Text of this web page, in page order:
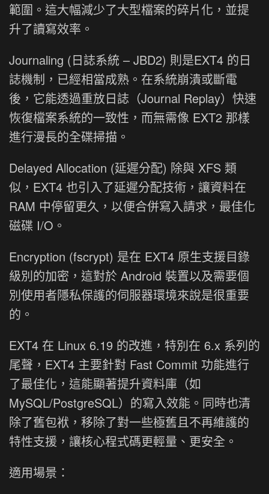
範圍。這大幅減少了大型檔案的碎片化，並提
升了讀寫效率。
Journaling (日誌系統 – JBD2) 則是EXT4 的日
誌機制，已經相當成熟。在系統崩潰或斷電
後，它能透過重放日誌（Journal Replay）快速
恢復檔案系統的一致性，而無需像 EXT2 那樣
進行漫長的全碟掃描。
Delayed Allocation (延遲分配) 除與 XFS 類
似，EXT4 也引入了延遲分配技術，讓資料在
RAM 中停留更久，以便合併寫入請求，最佳化
磁碟 I/O。
Encryption (fscrypt) 是在 EXT4 原生支援目錄
級別的加密，這對於 Android 裝置以及需要個
別使用者隱私保護的伺服器環境來說是很重要
的。
EXT4 在 Linux 6.19 的改進，特別在 6.x 系列的
尾聲，EXT4 主要針對 Fast Commit 功能進行
了最佳化，這能顯著提升資料庫（如
MySQL/PostgreSQL）的寫入效能。同時也清
除了舊包袱，移除了對一些極舊且不再維護的
特性支援，讓核心程式碼更輕量、更安全。
適用場景：